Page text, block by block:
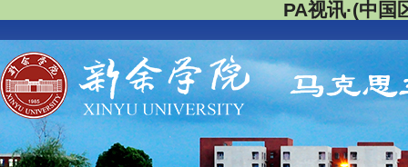
PA视讯·(中